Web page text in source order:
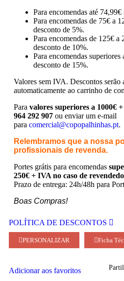
Para encomendas até 74,99€
Para encomendas de 75€ a
desconto de 5%.
Para encomendas de 125€ a
desconto de 10%.
Para encomendas
desconto de 15%.
Valores sem IVA. Descontos serão
automaticamente ao carrinho de
Para valores superiores a 1000€
964 292 907 ou enviar um e-mail
para comercial@copopalhinhas.pt.
Relembramos que a nossa
profissionais de revenda.
Portes grátis para encomendas
250€ + IVA no caso de
Prazo de entrega: 24h/48h para
Boas Compras!
POLÍTICA DE DESCONTOS
PERSONALIZAR Ficha
Adicionar aos favoritos